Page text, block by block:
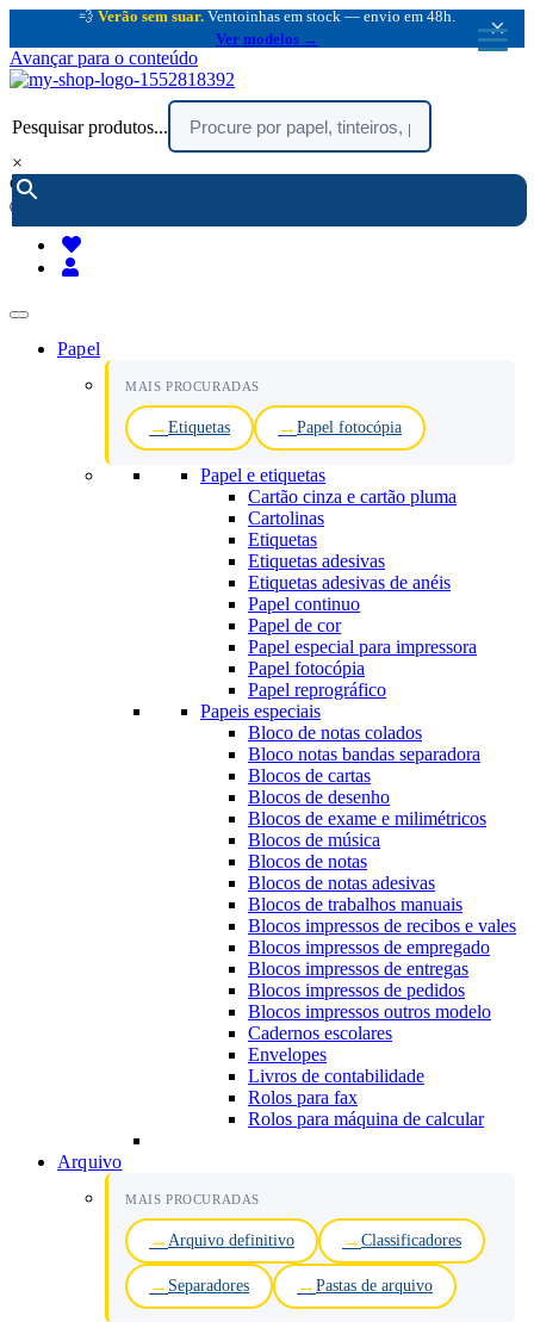
💨 Verão sem suar. Ventoinhas em stock — envio em 48h.
Ver modelos →
×
Avançar para o conteúdo
Pesquisar produtos...
×
encomendar por telefone :
(chamada rede fixa nacional)
Papel
MAIS PROCURADAS
Etiquetas Papel fotocópia
Papel e etiquetas
Cartão cinza e cartão pluma
Cartolinas
Etiquetas
Etiquetas adesivas
Etiquetas adesivas de anéis
Papel continuo
Papel de cor
Papel especial para impressora
Papel fotocópia
Papel reprográfico
Papeis especiais
Bloco de notas colados
Bloco notas bandas separadora
Blocos de cartas
Blocos de desenho
Blocos de exame e milimétricos
Blocos de música
Blocos de notas
Blocos de notas adesivas
Blocos de trabalhos manuais
Blocos impressos de recibos e vales
Blocos impressos de empregado
Blocos impressos de entregas
Blocos impressos de pedidos
Blocos impressos outros modelo
Cadernos escolares
Envelopes
Livros de contabilidade
Rolos para fax
Rolos para máquina de calcular
Arquivo
MAIS PROCURADAS
Arquivo definitivo Classificadores
Separadores Pastas de arquivo